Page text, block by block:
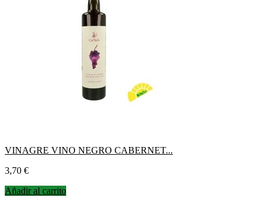
VINAGRE VINO NEGRO CABERNET...
Precio
3,70 €
Añadir al carrito